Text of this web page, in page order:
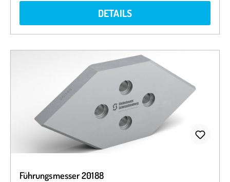
DETAILS
Führungsmesser 20188